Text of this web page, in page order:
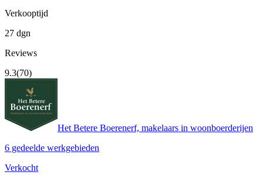
Verkooptijd
27 dgn
Reviews
9.3(70)
Het Betere Boerenerf, makelaars in woonboerderijen
6 gedeelde werkgebieden
Verkocht